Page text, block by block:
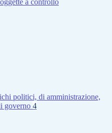
a controllo
politici, di amministrazione,
governo 4